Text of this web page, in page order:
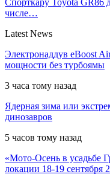
числе…
Latest News
Электронаддув eBoost
мощности без турбоямы
3 часа тому назад
Ядерная зима или
динозавров
5 часов тому назад
«Мото-Осень в усадьбе
локации 18-19 сентября